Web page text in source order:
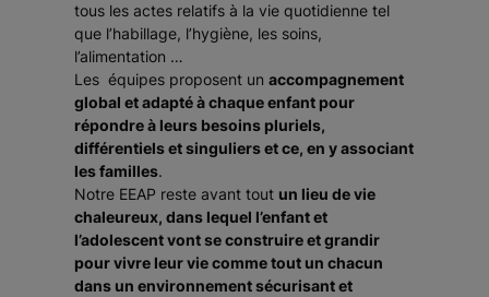
tous les actes relatifs à la vie quotidienne tel
que l’habillage, l’hygiène, les soins,
l’alimentation …
Les équipes proposent un accompagnement
global et adapté à chaque enfant pour
répondre à leurs besoins pluriels,
différentiels et singuliers et ce, en y associant
les familles.
Notre EEAP reste avant tout un lieu de vie
chaleureux, dans lequel l’enfant et
l’adolescent vont se construire et grandir
pour vivre leur vie comme tout un chacun
dans un environnement sécurisant et